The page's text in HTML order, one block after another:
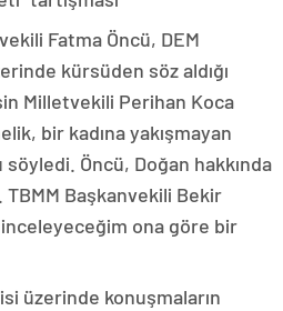
Fatma Öncü, DEM
kürsüden söz aldığı
Milletvekili Perihan Koca
bir kadına yakışmayan
Öncü, Doğan hakkında
TBMM Başkanvekili Bekir
ona göre bir
üzerinde konuşmaların